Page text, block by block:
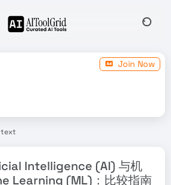
Join Now
text
Intelligence (AI) 与机
Learning (ML)：比较指南